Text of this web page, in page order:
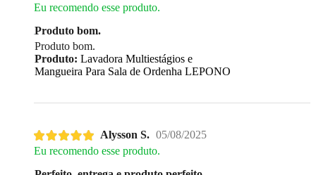
Eu recomendo esse produto.
Produto bom.
Produto bom.
Produto: Lavadora Multiestágios e
Mangueira Para Sala de Ordenha LEPONO
Alysson S. 05/08/2025
Eu recomendo esse produto.